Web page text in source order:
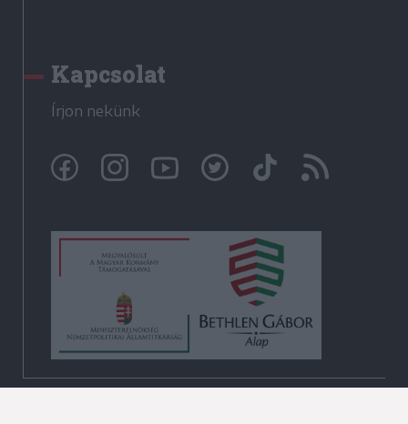
Kapcsolat
Írjon nekünk